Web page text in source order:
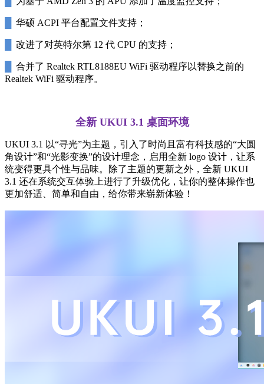
华硕 ACPI 平台配置文件支持；
改进了对英特尔第 12 代 CPU 的支持；
合并了 Realtek RTL8188EU WiFi 驱动程序以替换之前的
Realtek WiFi 驱动程序。
全新 UKUI 3.1 桌面环境
UKUI 3.1 以“寻光”为主题，引入了时尚且富有科技感的“大圆
角设计”和“光影变换”的设计理念，启用全新 logo 设计，让系
统变得更具个性与品味。除了主题的更新之外，全新 UKUI
3.1 还在系统交互体验上进行了升级优化，让你的整体操作也
更加舒适、简单和自由，给你带来崭新体验！